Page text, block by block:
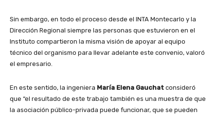
Sin embargo, en todo el proceso desde el INTA Montecarlo y la
Dirección Regional siempre las personas que estuvieron en el
Instituto compartieron la misma visión de apoyar al equipo
técnico del organismo para llevar adelante este convenio, valoró
el empresario.
En este sentido, la ingeniera María Elena Gauchat consideró
que “el resultado de este trabajo también es una muestra de que
la asociación público-privada puede funcionar, que se pueden